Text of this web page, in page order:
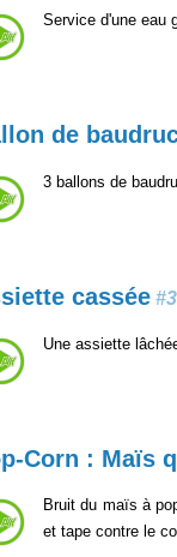
Service d'une eau
de
3 ballons de
cassée #3
Une assiette
Corn : Maïs
Bruit du maïs à
et tape contre le